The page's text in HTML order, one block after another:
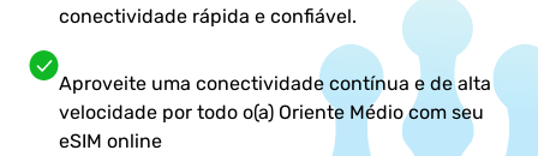
conectividade rápida e confiável.
Aproveite uma conectividade contínua e de alta
velocidade por todo o(a) Oriente Médio com seu
eSIM online